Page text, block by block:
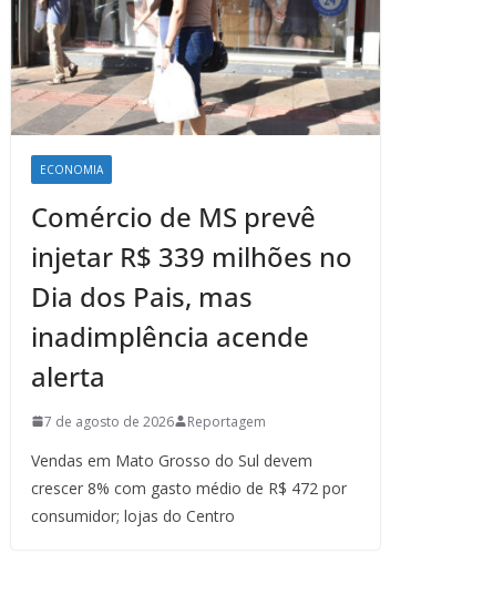
ECONOMIA
Comércio de MS prevê
injetar R$ 339 milhões no
Dia dos Pais, mas
inadimplência acende
alerta
7 de agosto de 2026 Reportagem
Vendas em Mato Grosso do Sul devem
crescer 8% com gasto médio de R$ 472 por
consumidor; lojas do Centro